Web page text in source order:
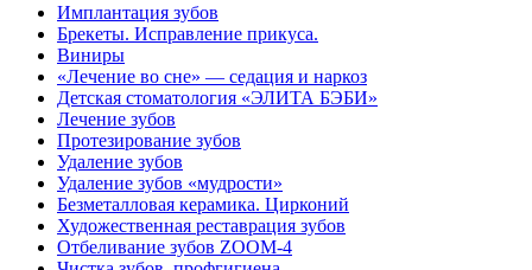
Имплантация зубов
Брекеты. Исправление прикуса.
Виниры
«Лечение во сне» — седация и наркоз
Детская стоматология «ЭЛИТА БЭБИ»
Лечение зубов
Протезирование зубов
Удаление зубов
Удаление зубов «мудрости»
Безметалловая керамика. Цирконий
Художественная реставрация зубов
Отбеливание зубов ZOOM-4